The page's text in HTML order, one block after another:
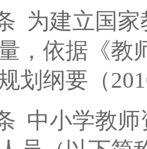
建立国家
，依据《教
划纲要（
小学教师